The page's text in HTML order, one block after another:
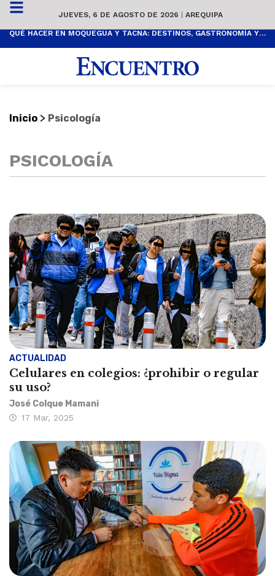
JUEVES, 6 DE AGOSTO DE 2026 | AREQUIPA
QUÉ HACER EN MOQUEGUA Y TACNA: DESTINOS, GASTRONOMÍA Y FESTIVIDADES
Inicio > Psicología
PSICOLOGÍA
ACTUALIDAD
Celulares en colegios: ¿prohibir o regular
su uso?
José Colque Mamani
17 Mar, 2025